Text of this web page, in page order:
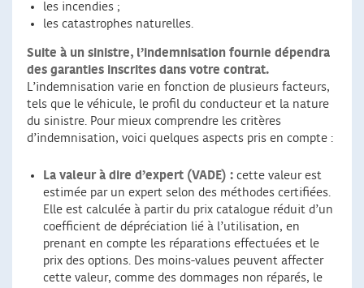
les incendies ;
les catastrophes naturelles.
Suite à un sinistre, l’indemnisation fournie dépendra
des garanties inscrites dans votre contrat.
L’indemnisation varie en fonction de plusieurs facteurs,
tels que le véhicule, le profil du conducteur et la nature
du sinistre. Pour mieux comprendre les critères
d’indemnisation, voici quelques aspects pris en compte :
La valeur à dire d’expert (VADE) : cette valeur est
estimée par un expert selon des méthodes certifiées.
Elle est calculée à partir du prix catalogue réduit d’un
coefficient de dépréciation lié à l’utilisation, en
prenant en compte les réparations effectuées et le
prix des options. Des moins-values peuvent affecter
cette valeur, comme des dommages non réparés, le